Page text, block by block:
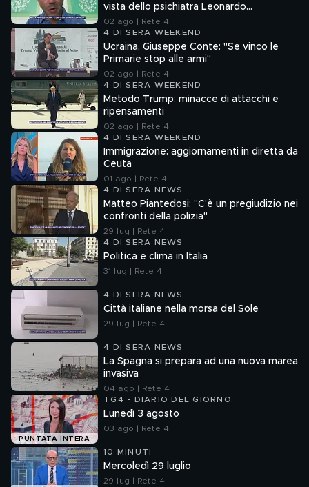
vista dello psichiatra Leonardo
Mendolicchio
02 ago | Rete 4
4 DI SERA WEEKEND
Ucraina, Giuseppe Conte: "Se vinco le
Primarie stop alle armi"
02 ago | Rete 4
4 DI SERA WEEKEND
Metodo Trump: minacce di attacchi e
ripensamenti
02 ago | Rete 4
4 DI SERA WEEKEND
Immigrazione: aggiornamenti in diretta da
Ceuta
01 ago | Rete 4
4 DI SERA NEWS
Matteo Piantedosi: "C'è un pregiudizio nei
confronti della polizia"
29 lug | Rete 4
4 DI SERA NEWS
Politica e clima in Italia
31 lug | Rete 4
4 DI SERA NEWS
Città italiane nella morsa del Sole
29 lug | Rete 4
4 DI SERA NEWS
La Spagna si prepara ad una nuova marea
invasiva
04 ago | Rete 4
PUNTATA INTERA
TG4 - DIARIO DEL GIORNO
Lunedì 3 agosto
03 ago | Rete 4
10 MINUTI
Mercoledì 29 luglio
29 lug | Rete 4